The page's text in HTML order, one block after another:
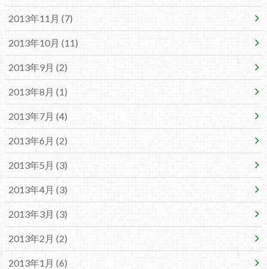
2013年11月 (7)
2013年10月 (11)
2013年9月 (2)
2013年8月 (1)
2013年7月 (4)
2013年6月 (2)
2013年5月 (3)
2013年4月 (3)
2013年3月 (3)
2013年2月 (2)
2013年1月 (6)